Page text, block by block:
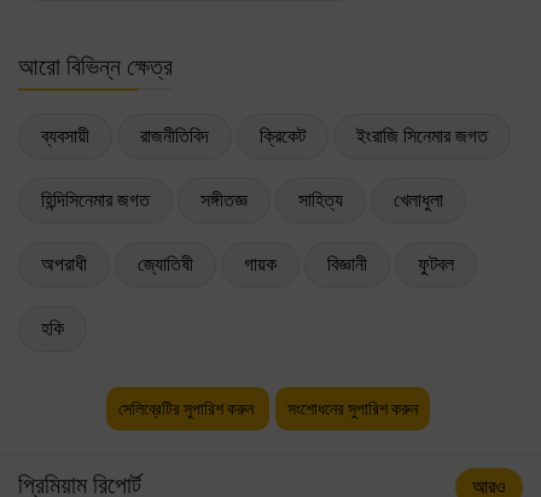
আরো বিভিন্ন ক্ষেত্র
ব্যবসায়ী রাজনীতিবিদ ক্রিকেট ইংরাজি সিনেমার জগত
হিন্দিসিনেমার জগত সঙ্গীতজ্ঞ সাহিত্য খেলাধুলা
অপরাধী জ্যোতিষী গায়ক বিজ্ঞানী ফুটবল
হকি
সেলিব্রেটির সুপারিশ করুন সংশোধনের সুপারিশ করুন
প্রিমিয়াম রিপোর্ট আরও